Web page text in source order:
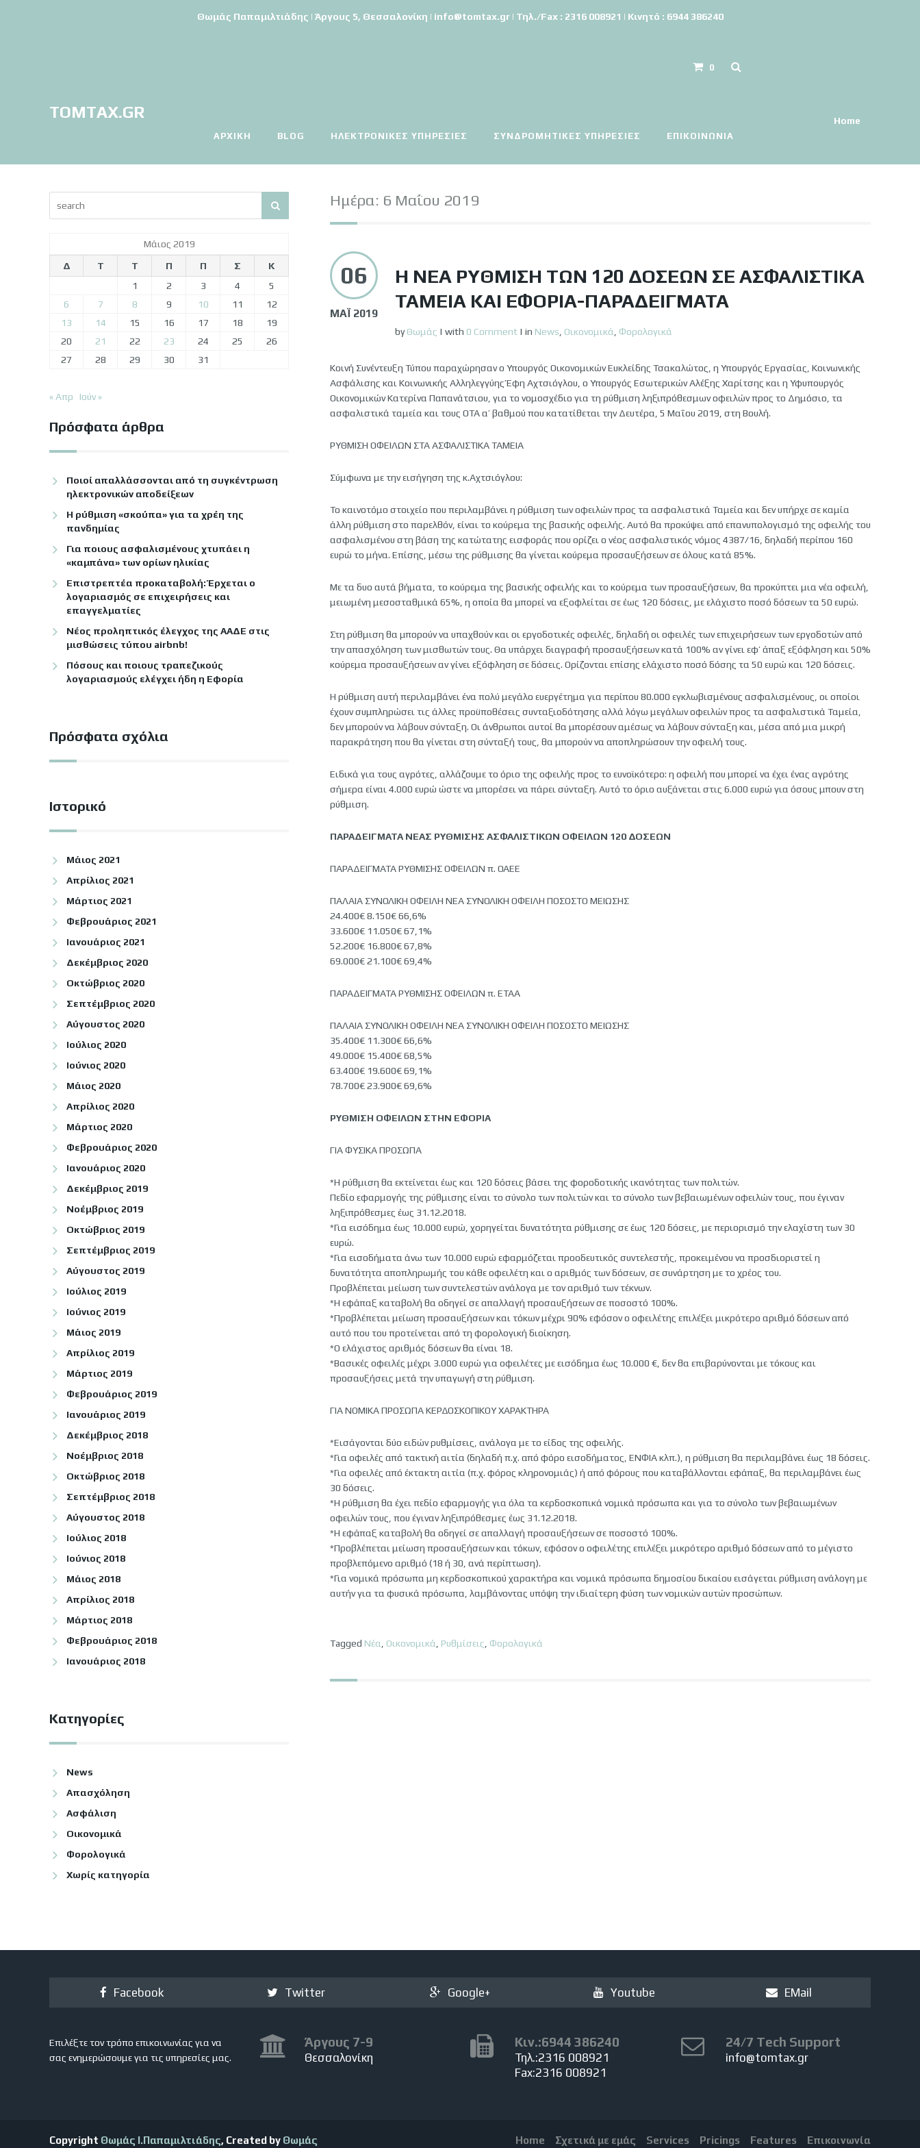
Θωμάς Παπαμιλτιάδης | Άργους 5, Θεσσαλονίκη | info@tomtax.gr | Τηλ./Fax : 2316 008921 | Κινητό : 6944 386240
0
ΑΡΧΙΚΉ BLOG ΗΛΕΚΤΡΟΝΙΚΈΣ ΥΠΗΡΕΣΊΕΣ ΣΥΝΔΡΟΜΗΤΙΚΕΣ ΥΠΗΡΕΣΙΕΣ ΕΠΙΚΟΙΝΩΝΊΑ
TOMTAX.GR Home
Ημέρα: 6 Μαΐου 2019
06
ΜΆΙ 2019
Η ΝΈΑ ΡΎΘΜΙΣΗ ΤΩΝ 120 ΔΌΣΕΩΝ ΣΕ ΑΣΦΑΛΙΣΤΙΚΆ
ΤΑΜΕΊΑ ΚΑΙ ΕΦΟΡΊΑ-ΠΑΡΑΔΕΊΓΜΑΤΑ
byΘωμάς | with 0 Comment | in News Οικονομικά Φορολογικά
Κοινή Συνέντευξη Τύπου παραχώρησαν ο Υπουργός Οικονομικών Ευκλείδης Τσακαλώτος, η Υπουργός Εργασίας, Κοινωνικής
Ασφάλισης και Κοινωνικής Αλληλεγγύης Έφη Αχτσιόγλου, ο Υπουργός Εσωτερικών Αλέξης Χαρίτσης και η Υφυπουργός
Οικονομικών Κατερίνα Παπανάτσιου, για το νομοσχέδιο για τη ρύθμιση ληξιπρόθεσμων οφειλών προς το Δημόσιο, τα
ασφαλιστικά ταμεία και τους ΟΤΑ α’ βαθμού που κατατίθεται την Δευτέρα, 5 Μαΐου 2019, στη Βουλή.
ΡΥΘΜΙΣΗ ΟΦΕΙΛΩΝ ΣΤΑ ΑΣΦΑΛΙΣΤΙΚΑ ΤΑΜΕΙΑ
Σύμφωνα με την εισήγηση της κ.Αχτσιόγλου:
Το καινοτόμο στοιχείο που περιλαμβάνει η ρύθμιση των οφειλών προς τα ασφαλιστικά Ταμεία και δεν υπήρχε σε καμία
άλλη ρύθμιση στο παρελθόν, είναι το κούρεμα της βασικής οφειλής. Αυτό θα προκύψει από επανυπολογισμό της οφειλής του
ασφαλισμένου στη βάση της κατώτατης εισφοράς που ορίζει ο νέος ασφαλιστικός νόμος 4387/16, δηλαδή περίπου 160
ευρώ το μήνα. Επίσης, μέσω της ρύθμισης θα γίνεται κούρεμα προσαυξήσεων σε όλους κατά 85%.
Με τα δυο αυτά βήματα, το κούρεμα της βασικής οφειλής και το κούρεμα των προσαυξήσεων, θα προκύπτει μια νέα οφειλή,
μειωμένη μεσοσταθμικά 65%, η οποία θα μπορεί να εξοφλείται σε έως 120 δόσεις, με ελάχιστο ποσό δόσεων τα 50 ευρώ.
Στη ρύθμιση θα μπορούν να υπαχθούν και οι εργοδοτικές οφειλές, δηλαδή οι οφειλές των επιχειρήσεων των εργοδοτών από
την απασχόληση των μισθωτών τους. Θα υπάρχει διαγραφή προσαυξήσεων κατά 100% αν γίνει εφ’ άπαξ εξόφληση και 50%
κούρεμα προσαυξήσεων αν γίνει εξόφληση σε δόσεις. Ορίζονται επίσης ελάχιστο ποσό δόσης τα 50 ευρώ και 120 δόσεις.
Η ρύθμιση αυτή περιλαμβάνει ένα πολύ μεγάλο ευεργέτημα για περίπου 80.000 εγκλωβισμένους ασφαλισμένους, οι οποίοι
έχουν συμπληρώσει τις άλλες προϋποθέσεις συνταξιοδότησης αλλά λόγω μεγάλων οφειλών προς τα ασφαλιστικά Ταμεία,
δεν μπορούν να λάβουν σύνταξη. Οι άνθρωποι αυτοί θα μπορέσουν αμέσως να λάβουν σύνταξη και, μέσα από μια μικρή
παρακράτηση που θα γίνεται στη σύνταξή τους, θα μπορούν να αποπληρώσουν την οφειλή τους.
Ειδικά για τους αγρότες, αλλάζουμε το όριο της οφειλής προς το ευνοϊκότερο: η οφειλή που μπορεί να έχει ένας αγρότης
σήμερα είναι 4.000 ευρώ ώστε να μπορέσει να πάρει σύνταξη. Αυτό το όριο αυξάνεται στις 6.000 ευρώ για όσους μπουν στη
ρύθμιση.
ΠΑΡΑΔΕΙΓΜΑΤΑ ΝΕΑΣ ΡΥΘΜΙΣΗΣ ΑΣΦΑΛΙΣΤΙΚΩΝ ΟΦΕΙΛΩΝ 120 ΔΟΣΕΩΝ
ΠΑΡΑΔΕΙΓΜΑΤΑ ΡΥΘΜΙΣΗΣ ΟΦΕΙΛΩΝ π. ΟΑΕΕ
ΠΑΛΑΙΑ ΣΥΝΟΛΙΚΗ ΟΦΕΙΛΗ ΝΕΑ ΣΥΝΟΛΙΚΗ ΟΦΕΙΛΗ ΠΟΣΟΣΤΟ ΜΕΙΩΣΗΣ
24.400€ 8.150€ 66,6%
33.600€ 11.050€ 67,1%
52.200€ 16.800€ 67,8%
69.000€ 21.100€ 69,4%
ΠΑΡΑΔΕΙΓΜΑΤΑ ΡΥΘΜΙΣΗΣ ΟΦΕΙΛΩΝ π. ΕΤΑΑ
ΠΑΛΑΙΑ ΣΥΝΟΛΙΚΗ ΟΦΕΙΛΗ ΝΕΑ ΣΥΝΟΛΙΚΗ ΟΦΕΙΛΗ ΠΟΣΟΣΤΟ ΜΕΙΩΣΗΣ
35.400€ 11.300€ 66,6%
49.000€ 15.400€ 68,5%
63.400€ 19.600€ 69,1%
78.700€ 23.900€ 69,6%
ΡΥΘΜΙΣΗ ΟΦΕΙΛΩΝ ΣΤΗΝ ΕΦΟΡΙΑ
ΓΙΑ ΦΥΣΙΚΑ ΠΡΟΣΩΠΑ
*Η ρύθμιση θα εκτείνεται έως και 120 δόσεις βάσει της φοροδοτικής ικανότητας των πολιτών.
Πεδίο εφαρμογής της ρύθμισης είναι το σύνολο των πολιτών και το σύνολο των βεβαιωμένων οφειλών τους, που έγιναν
ληξιπρόθεσμες έως 31.12.2018.
*Για εισόδημα έως 10.000 ευρώ, χορηγείται δυνατότητα ρύθμισης σε έως 120 δόσεις, με περιορισμό την ελαχίστη των 30
ευρώ.
*Για εισοδήματα άνω των 10.000 ευρώ εφαρμόζεται προοδευτικός συντελεστής, προκειμένου να προσδιοριστεί η
δυνατότητα αποπληρωμής του κάθε οφειλέτη και ο αριθμός των δόσεων, σε συνάρτηση με το χρέος του.
Προβλέπεται μείωση των συντελεστών ανάλογα με τον αριθμό των τέκνων.
*Η εφάπαξ καταβολή θα οδηγεί σε απαλλαγή προσαυξήσεων σε ποσοστό 100%.
*Προβλέπεται μείωση προσαυξήσεων και τόκων μέχρι 90% εφόσον ο οφειλέτης επιλέξει μικρότερο αριθμό δόσεων από
αυτό που του προτείνεται από τη φορολογική διοίκηση.
*Ο ελάχιστος αριθμός δόσεων θα είναι 18.
*Βασικές οφειλές μέχρι 3.000 ευρώ για οφειλέτες με εισόδημα έως 10.000 €, δεν θα επιβαρύνονται με τόκους και
προσαυξήσεις μετά την υπαγωγή στη ρύθμιση.
ΓΙΑ ΝΟΜΙΚΑ ΠΡΟΣΩΠΑ ΚΕΡΔΟΣΚΟΠΙΚΟΥ ΧΑΡΑΚΤΗΡΑ
*Εισάγονται δύο ειδών ρυθμίσεις, ανάλογα με το είδος της οφειλής.
*Για οφειλές από τακτική αιτία (δηλαδή π.χ. από φόρο εισοδήματος, ΕΝΦΙΑ κλπ.), η ρύθμιση θα περιλαμβάνει έως 18 δόσεις.
*Για οφειλές από έκτακτη αιτία (π.χ. φόρος κληρονομιάς) ή από φόρους που καταβάλλονται εφάπαξ, θα περιλαμβάνει έως
30 δόσεις.
*Η ρύθμιση θα έχει πεδίο εφαρμογής για όλα τα κερδοσκοπικά νομικά πρόσωπα και για το σύνολο των βεβαιωμένων
οφειλών τους, που έγιναν ληξιπρόθεσμες έως 31.12.2018.
*Η εφάπαξ καταβολή θα οδηγεί σε απαλλαγή προσαυξήσεων σε ποσοστό 100%.
*Προβλέπεται μείωση προσαυξήσεων και τόκων, εφόσον ο οφειλέτης επιλέξει μικρότερο αριθμό δόσεων από το μέγιστο
προβλεπόμενο αριθμό (18 ή 30, ανά περίπτωση).
*Για νομικά πρόσωπα μη κερδοσκοπικού χαρακτήρα και νομικά πρόσωπα δημοσίου δικαίου εισάγεται ρύθμιση ανάλογη με
αυτήν για τα φυσικά πρόσωπα, λαμβάνοντας υπόψη την ιδιαίτερη φύση των νομικών αυτών προσώπων.
Tagged Νέα Οικονομικά Ρυθμίσεις Φορολογικά
Μάιος 2019
Δ
Τ Τ Π Π Σ
Κ
1
2 3 4
5
6
7 8 9 10 11
12
13
14 15 16 17 18
19
20
21 22 23 24 25
26
27
28 29 30 31
« Απρ Ιούν »
Πρόσφατα άρθρα
Ποιοί απαλλάσσονται από τη συγκέντρωση
ηλεκτρονικών αποδείξεων
Η ρύθμιση «σκούπα» για τα χρέη της
πανδημίας
Για ποιους ασφαλισμένους χτυπάει η
«καμπάνα» των ορίων ηλικίας
Επιστρεπτέα προκαταβολή: Έρχεται ο
λογαριασμός σε επιχειρήσεις και
επαγγελματίες
Νέος προληπτικός έλεγχος της ΑΑΔΕ στις
μισθώσεις τύπου airbnb!
Πόσους και ποιους τραπεζικούς
λογαριασμούς ελέγχει ήδη η Εφορία
Πρόσφατα σχόλια
Ιστορικό
Μάιος 2021
Απρίλιος 2021
Μάρτιος 2021
Φεβρουάριος 2021
Ιανουάριος 2021
Δεκέμβριος 2020
Οκτώβριος 2020
Σεπτέμβριος 2020
Αύγουστος 2020
Ιούλιος 2020
Ιούνιος 2020
Μάιος 2020
Απρίλιος 2020
Μάρτιος 2020
Φεβρουάριος 2020
Ιανουάριος 2020
Δεκέμβριος 2019
Νοέμβριος 2019
Οκτώβριος 2019
Σεπτέμβριος 2019
Αύγουστος 2019
Ιούλιος 2019
Ιούνιος 2019
Μάιος 2019
Απρίλιος 2019
Μάρτιος 2019
Φεβρουάριος 2019
Ιανουάριος 2019
Δεκέμβριος 2018
Νοέμβριος 2018
Οκτώβριος 2018
Σεπτέμβριος 2018
Αύγουστος 2018
Ιούλιος 2018
Ιούνιος 2018
Μάιος 2018
Απρίλιος 2018
Μάρτιος 2018
Φεβρουάριος 2018
Ιανουάριος 2018
Kατηγορίες
News
Απασχόληση
Ασφάλιση
Οικονομικά
Φορολογικά
Χωρίς κατηγορία
Facebook Twitter Google+ Youtube EMail
Επιλέξτε τον τρόπο επικοινωνίας για να
σας ενημερώσουμε για τις υπηρεσίες μας.
Άργους 7-9
Θεσσαλονίκη
Κιν.:6944 386240
Τηλ.:2316 008921
Fax:2316 008921
24/7 Tech Support
info@tomtax.gr
Copyright Θωμάς Ι.Παπαμιλτιάδης, Created by Θωμάς Home Σχετικά με εμάς Services Pricings Features Επικοινωνία